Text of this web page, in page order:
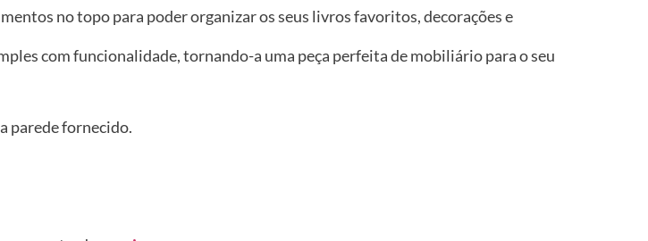
no topo para poder organizar os seus livros favoritos, decorações e
com funcionalidade, tornando-a uma peça perfeita de mobiliário para o seu
parede fornecido.